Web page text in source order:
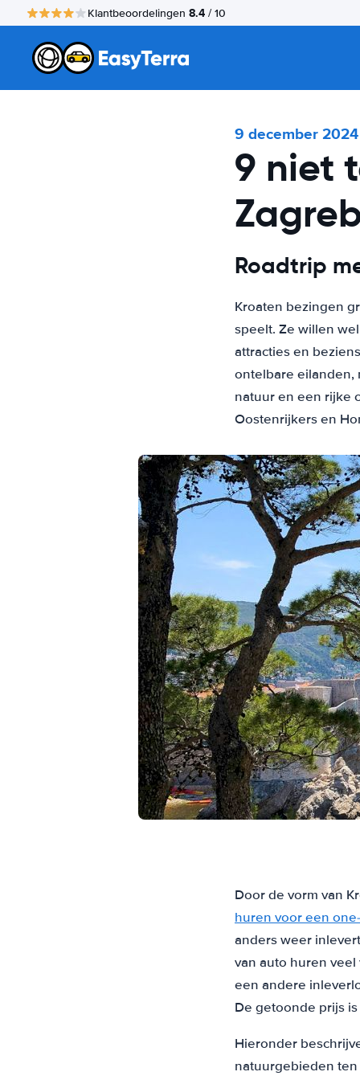
Klantbeoordelingen 8.4 / 10
9 december 2024
9 niet
Roadtrip
Kroaten bezingen
speelt. Ze willen
attracties en
ontelbare eilanden,
natuur en een rijke
Oostenrijkers en
Door de vorm van
huren voor een
anders weer
van auto huren
een andere
De getoonde prijs
Hieronder
natuurgebieden ten